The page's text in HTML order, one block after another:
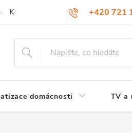
+420 721
Kontakty
domácnosti TV a